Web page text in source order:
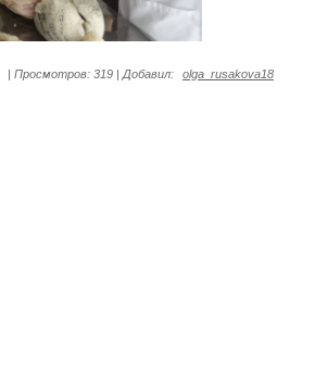
| Просмотров: 319 | Добавил: olga_rusakova18